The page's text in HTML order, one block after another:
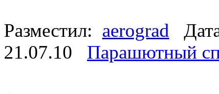
Разместил: aerograd
21.07.10 Парашютный